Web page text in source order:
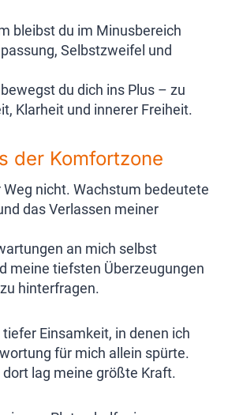
bleibst du im Minusbereich
Selbstzweifel und
du dich ins Plus – zu
Klarheit und innerer Freiheit.
der Komfortzone
nicht. Wachstum bedeutete
das Verlassen meiner
an mich selbst
meine tiefsten Überzeugungen
hinterfragen.
Einsamkeit, in denen ich
für mich allein spürte.
dort lag meine größte Kraft.